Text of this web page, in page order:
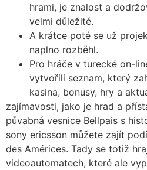
hrami, je znalost a
velmi důležité.
A krátce poté se už
naplno rozběhl.
Pro hráče v turecké on-
vytvořili seznam, který
kasina, bonusy, hry a
zajímavosti, jako je hrad a
půvabná vesnice Bellpais s
sony ericsson můžete zajít
des Américes. Tady se totiž
videoautomatech, které ale